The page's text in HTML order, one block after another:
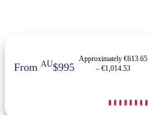
FromAU$995
Approximately €613.65
– €1,014.53